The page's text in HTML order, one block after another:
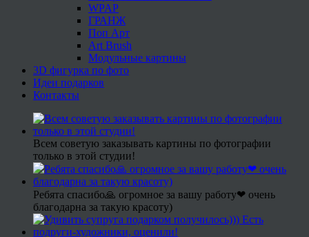
WPAP
ГРАНЖ
Поп Арт
Art Brush
Модульные картины
3D фигурка по фото
Идеи подарков
Контакты
Всем советую заказывать картины по фотографии
только в этой студии!
Ребята спасибо🙏 огромное за вашу работу❤ очень
благодарна за такую красоту)